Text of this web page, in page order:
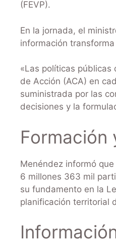
(FEVP).
En la jornada, el
información
«Las políticas públicas
de Acción (ACA) en
suministrada por las
decisiones y la
Formación
Menéndez informó
6 millones 363 mil
su fundamento en la
planificación territorial